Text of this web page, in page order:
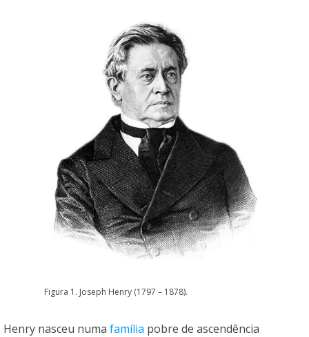
Figura 1. Joseph Henry (1797 – 1878).
Henry nasceu numa família pobre de ascendência